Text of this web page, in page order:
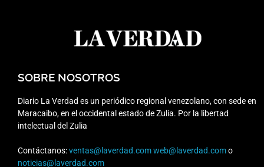
SOBRE NOSOTROS
Diario La Verdad es un periódico regional venezolano, con sede en
Maracaibo, en el occidental estado de Zulia. Por la libertad
intelectual del Zulia
Contáctanos:ventas@laverdad.comweb@laverdad.como
noticias@laverdad.com